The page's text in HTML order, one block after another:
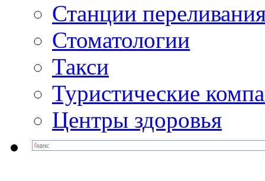
Станции
Стоматологии
Такси
Туристические
Центры здоровья